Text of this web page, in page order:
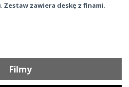
Zestaw zawiera deskę z finami.
Filmy